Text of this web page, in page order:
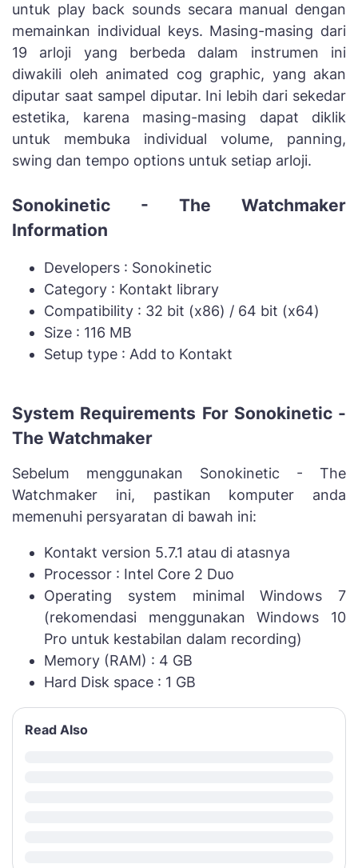
untuk play back sounds secara manual dengan
memainkan individual keys. Masing-masing dari
19 arloji yang berbeda dalam instrumen ini
diwakili oleh animated cog graphic, yang akan
diputar saat sampel diputar. Ini lebih dari sekedar
estetika, karena masing-masing dapat diklik
untuk membuka individual volume, panning,
swing dan tempo options untuk setiap arloji.
Sonokinetic - The Watchmaker
Information
Developers : Sonokinetic
Category : Kontakt library
Compatibility : 32 bit (x86) / 64 bit (x64)
Size : 116 MB
Setup type : Add to Kontakt
System Requirements For Sonokinetic -
The Watchmaker
Sebelum menggunakan Sonokinetic - The
Watchmaker ini, pastikan komputer anda
memenuhi persyaratan di bawah ini:
Kontakt version 5.7.1 atau di atasnya
Processor : Intel Core 2 Duo
Operating system minimal Windows 7
(rekomendasi menggunakan Windows 10
Pro untuk kestabilan dalam recording)
Memory (RAM) : 4 GB
Hard Disk space : 1 GB
Read Also